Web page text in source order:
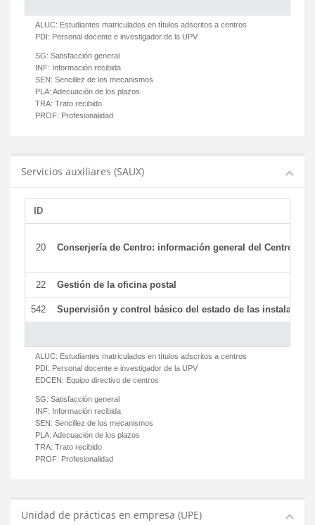
ALUC: Estudiantes matriculados en títulos adscritos a centros
PDI: Personal docente e investigador de la UPV
SG: Satisfacción general
INF: Información recibida
SEN: Sencillez de los mecanismos
PLA: Adecuación de los plazos
TRA: Trato recibido
PROF: Profesionalidad
Servicios auxiliares (SAUX)
ID
20 Conserjería de Centro: información general del Centro y
22 Gestión de la oficina postal
542 Supervisión y control básico del estado de las
ALUC: Estudiantes matriculados en títulos adscritos a centros
PDI: Personal docente e investigador de la UPV
EDCEN: Equipo directivo de centros
SG: Satisfacción general
INF: Información recibida
SEN: Sencillez de los mecanismos
PLA: Adecuación de los plazos
TRA: Trato recibido
PROF: Profesionalidad
Unidad de prácticas en empresa (UPE)